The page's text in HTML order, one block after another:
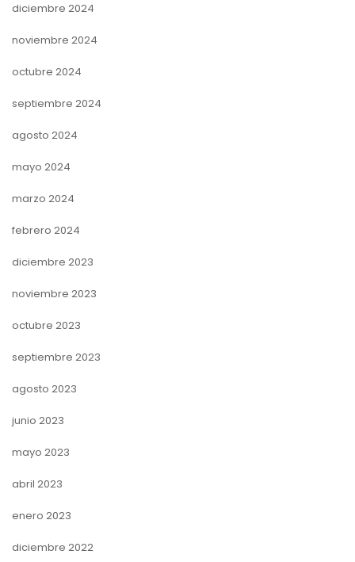
diciembre 2024
noviembre 2024
octubre 2024
septiembre 2024
agosto 2024
mayo 2024
marzo 2024
febrero 2024
diciembre 2023
noviembre 2023
octubre 2023
septiembre 2023
agosto 2023
junio 2023
mayo 2023
abril 2023
enero 2023
diciembre 2022